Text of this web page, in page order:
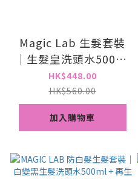
Magic Lab 生髮套裝
｜生髮皇洗頭水500ml
+ 生髮精華100ml
HK$448.00
HK$560.00
加入購物車